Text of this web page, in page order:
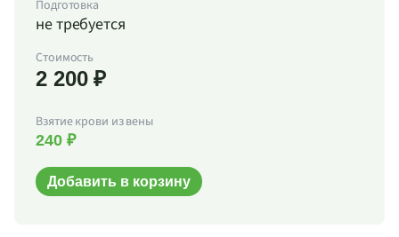
Подготовка
не требуется
Стоимость
2 200 ₽
Взятие крови из вены
240 ₽
Добавить в корзину